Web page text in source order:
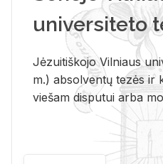
universiteto
Jėzuitiškojo Vilniaus
m.) absolventų tezės ir
viešam disputui arba